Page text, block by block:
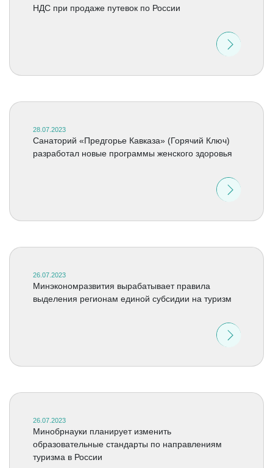
НДС при продаже путевок по России
28.07.2023
Санаторий «Предгорье Кавказа» (Горячий Ключ)
разработал новые программы женского здоровья
26.07.2023
Минэкономразвития вырабатывает правила
выделения регионам единой субсидии на туризм
26.07.2023
Минобрнауки планирует изменить
образовательные стандарты по направлениям
туризма в России